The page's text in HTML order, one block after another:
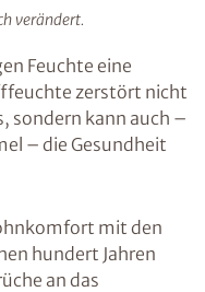
verändert.
Feuchte eine
zerstört nicht
sondern kann auch –
– die Gesundheit
mit den
hundert Jahren
an das